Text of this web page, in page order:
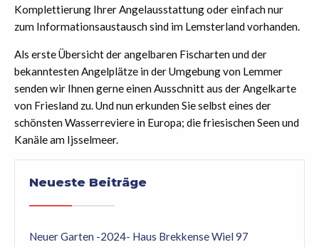
Komplettierung Ihrer Angelausstattung oder einfach nur
zum Informationsaustausch sind im Lemsterland vorhanden.
Als erste Übersicht der angelbaren Fischarten und der
bekanntesten Angelplätze in der Umgebung von Lemmer
senden wir Ihnen gerne einen Ausschnitt aus der Angelkarte
von Friesland zu. Und nun erkunden Sie selbst eines der
schönsten Wasserreviere in Europa; die friesischen Seen und
Kanäle am Ijsselmeer.
Neueste Beiträge
Neuer Garten -2024- Haus Brekkense Wiel 97